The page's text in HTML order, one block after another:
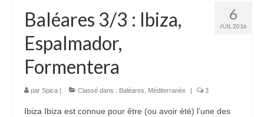
6
JUIL 2016
Baléares 3/3 : Ibiza,
Espalmador,
Formentera
par Spica | Classé dans : Baléares Méditerranée | 3
Ibiza Ibiza est connue pour être (ou avoir été) l’une des